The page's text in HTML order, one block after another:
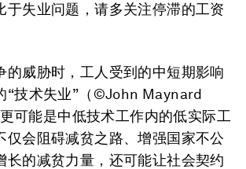
于失业问题，请多关注停滞的工资
的威胁时，工人受到的中短期影响
“技术失业”（©John Maynard
可能是中低技术工作内的低实际工
仅会阻碍减贫之路、增强国家不公
长的减贫力量，还可能让社会契约